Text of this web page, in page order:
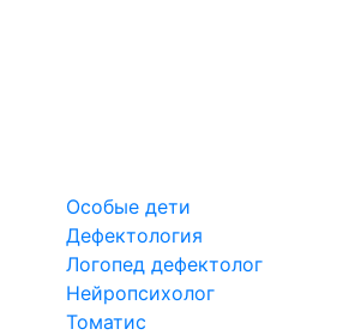
Особые дети
Дефектология
Логопед дефектолог
Нейропсихолог
Томатис